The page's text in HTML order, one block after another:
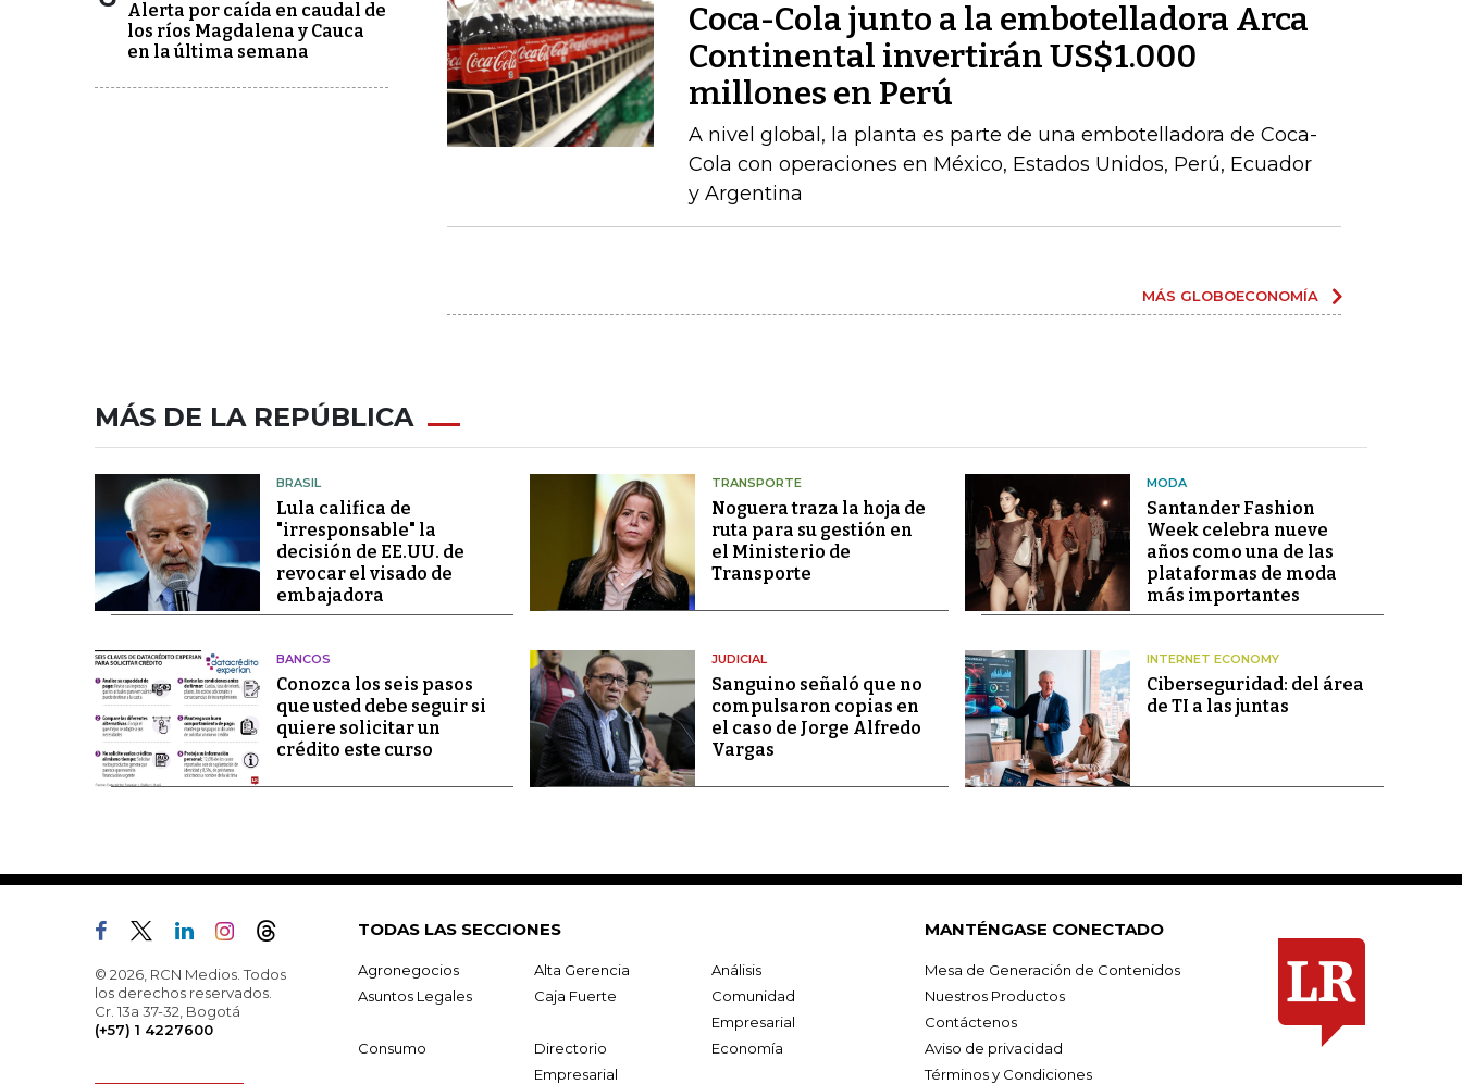
Alerta por caída en caudal de
los ríos Magdalena y Cauca
en la última semana
Coca-Cola junto a la embotelladora Arca
Continental invertirán US$1.000
millones en Perú
A nivel global, la planta es parte de una embotelladora de Coca-
Cola con operaciones en México, Estados Unidos, Perú, Ecuador
y Argentina
MÁS GLOBOECONOMÍA
MÁS DE LA REPÚBLICA
BRASIL
Lula califica de
"irresponsable" la
decisión de EE.UU. de
revocar el visado de
embajadora
TRANSPORTE
Noguera traza la hoja de
ruta para su gestión en
el Ministerio de
Transporte
MODA
Santander Fashion
Week celebra nueve
años como una de las
plataformas de moda
más importantes
BANCOS
Conozca los seis pasos
que usted debe seguir si
quiere solicitar un
crédito este curso
JUDICIAL
Sanguino señaló que no
compulsaron copias en
el caso de Jorge Alfredo
Vargas
INTERNET ECONOMY
Ciberseguridad: del área
de TI a las juntas
© 2026, RCN Medios. Todos
los derechos reservados.
Cr. 13a 37-32, Bogotá
(+57) 1 4227600
TODAS LAS SECCIONES
Agronegocios Alta Gerencia
Análisis
Asuntos Legales
Caja Fuerte
Comunidad
Empresarial
Consumo
Directorio
Empresarial
Economía
MANTÉNGASE CONECTADO
Mesa de Generación de Contenidos
Nuestros Productos
Contáctenos
Aviso de privacidad
Términos y Condiciones